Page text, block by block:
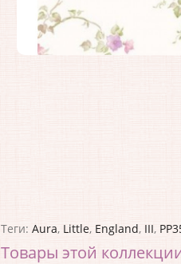
Теги: Aura, Little, England, III,
Товары этой